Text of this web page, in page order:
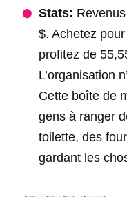
Stats:
$. Achetez
profitez de
L’organisation
Cette boîte de
gens à ranger
toilette, des
gardant les